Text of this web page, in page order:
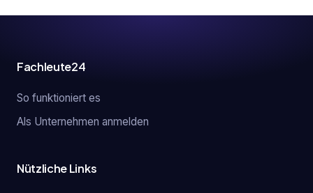
Fachleute24
So funktioniert es
Als Unternehmen anmelden
Nützliche Links